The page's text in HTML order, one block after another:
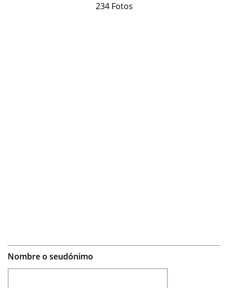
234 Fotos
Nombre o seudónimo